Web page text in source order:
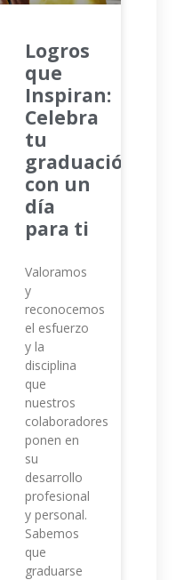
Logros
que
Inspiran:
Celebra
tu
graduación
con un
día
para ti
Valoramos
y
reconocemos
el esfuerzo
y la
disciplina
que
nuestros
colaboradores
ponen en
su
desarrollo
profesional
y personal.
Sabemos
que
graduarse